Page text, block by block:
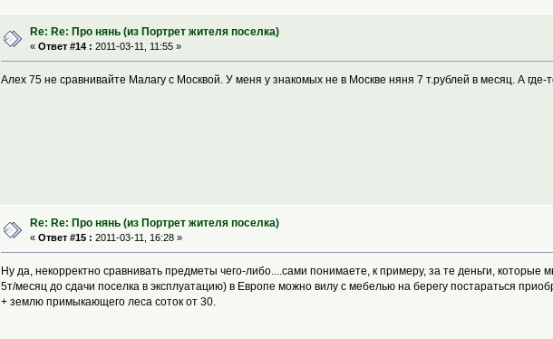
Re: Re: Про нянь (из Портрет жителя поселка)
«Ответ #14 : 2011-03-11, 11:55 »
Алех 75 не сравнивайте Малагу с Москвой. У меня у знакомых не в Москве няня 7 т.рублей в месяц. А где-
Re: Re: Про нянь (из Портрет жителя поселка)
«Ответ #15 : 2011-03-11, 16:28 »
Ну да, некорректно сравнивать предметы чего-либо....сами понимаете, к примеру, за те деньги,
5т/месяц до сдачи поселка в эксплуатацию) в Европе можно вилу с мебелью на берегу постараться
+ землю примыкающего леса соток от 30.